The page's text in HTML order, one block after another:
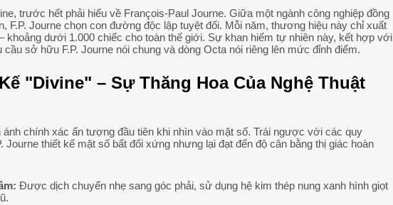
trước hết phải hiểu về François-Paul Journe. Giữa một ngành công nghiệp đồng
F.P. Journe chọn con đường độc lập tuyệt đối. Mỗi năm, thương hiệu này chỉ xuất
dưới 1.000 chiếc cho toàn thế giới. Sự khan hiếm tự nhiên này, kết hợp với
sở hữu F.P. Journe nói chung và dòng Octa nói riêng lên mức đỉnh điểm.
"Divine" – Sự Thăng Hoa Của Nghệ Thuật
ánh chính xác ấn tượng đầu tiên khi nhìn vào mặt số. Trái ngược với các quy
Journe thiết kế mặt số bất đối xứng nhưng lại đạt đến độ cân bằng thị giác hoàn
Được dịch chuyển nhẹ sang góc phải, sử dụng hệ kim thép nung xanh hình giọt